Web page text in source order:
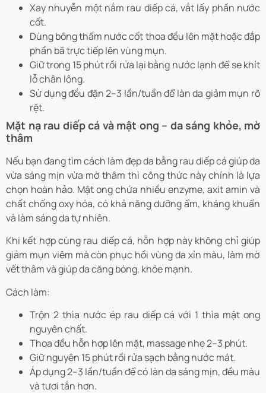
Xay nhuyễn một nắm rau diếp cá, vắt lấy phần nước
cốt.
Dùng bông thấm nước cốt thoa đều lên mặt hoặc đắp
phần bã trực tiếp lên vùng mụn.
Giữ trong 15 phút rồi rửa lại bằng nước lạnh để se khít
lỗ chân lông.
Sử dụng đều đặn 2–3 lần/tuần để làn da giảm mụn rõ
rệt.
Mặt nạ rau diếp cá và mật ong – da sáng khỏe, mờ
thâm
Nếu bạn đang tìm cách làm đẹp da bằng rau diếp cá giúp da
vừa sáng mịn vừa mờ thâm thì công thức này chính là lựa
chọn hoàn hảo. Mật ong chứa nhiều enzyme, axit amin và
chất chống oxy hóa, có khả năng dưỡng ẩm, kháng khuẩn
và làm sáng da tự nhiên.
Khi kết hợp cùng rau diếp cá, hỗn hợp này không chỉ giúp
giảm mụn viêm mà còn phục hồi vùng da xỉn màu, làm mờ
vết thâm và giúp da căng bóng, khỏe mạnh.
Cách làm:
Trộn 2 thìa nước ép rau diếp cá với 1 thìa mật ong
nguyên chất.
Thoa đều hỗn hợp lên mặt, massage nhẹ 2–3 phút.
Giữ nguyên 15 phút rồi rửa sạch bằng nước mát.
Áp dụng 2–3 lần/tuần để có làn da sáng mịn, đều màu
và tươi tắn hơn.